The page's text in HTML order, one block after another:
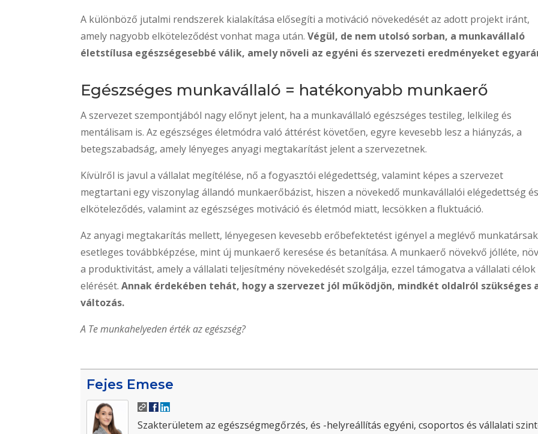
A különböző jutalmi rendszerek kialakítása elősegíti a motiváció növekedését az adott projekt iránt,
amely nagyobb elköteleződést vonhat maga után.Végül, de nem utolsó sorban, a munkavállaló
életstílusa egészségesebbé válik, amely növeli az egyéni és szervezeti eredményeket
Egészséges munkavállaló = hatékonyabb munkaerő
A szervezet szempontjából nagy előnyt jelent, ha a munkavállaló egészséges testileg, lelkileg és
mentálisam is. Az egészséges életmódra való áttérést követően, egyre kevesebb lesz a hiányzás, a
betegszabadság, amely lényeges anyagi megtakarítást jelent a szervezetnek.
Kívülről is javul a vállalat megítélése, nő a fogyasztói elégedettség, valamint képes a szervezet
megtartani egy viszonylag állandó munkaerőbázist, hiszen a növekedő munkavállalói elégedettség
elköteleződés, valamint az egészséges motiváció és életmód miatt, lecsökken a fluktuáció.
Az anyagi megtakarítás mellett, lényegesen kevesebb erőbefektetést igényel a meglévő munkatársak
esetleges továbbképzése, mint új munkaerő keresése és betanítása. A munkaerő növekvő jólléte,
a produktivitást, amely a vállalati teljesítmény növekedését szolgálja, ezzel támogatva a vállalati célok
elérését.Annak érdekében tehát, hogy a szervezet jól működjön, mindkét oldalról szükséges
változás.
A Te munkahelyeden érték az egészség?
Fejes Emese
Szakterületem az egészségmegőrzés, és -helyreállítás egyéni, csoportos és vállalati